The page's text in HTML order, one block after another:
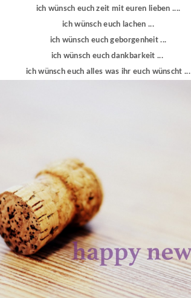
ich wünsch euch zeit mit euren lieben ....
ich wünsch euch lachen ...
ich wünsch euch geborgenheit ...
ich wünsch euch dankbarkeit ...
ich wünsch euch alles was ihr euch wünscht ...